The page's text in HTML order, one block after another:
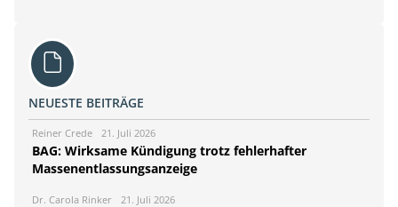
NEUESTE BEITRÄGE
Reiner Crede 21. Juli 2026
BAG: Wirksame Kündigung trotz fehlerhafter
Massenentlassungsanzeige
Dr. Carola Rinker 21. Juli 2026